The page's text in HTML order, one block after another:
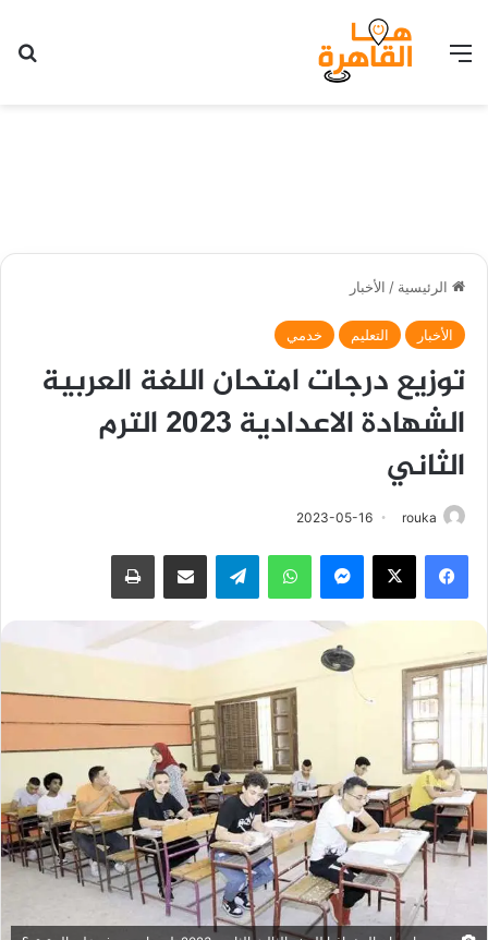
القائمة
الرئيسية / الأخبار
الأخبار التعليم خدمي
توزيع درجات امتحان اللغة العربية
الشهادة الاعدادية 2023 الترم
الثاني
rouka
2023-05-16
فيسبوك ‫X ماسنجر واتساب تيلقرام مشاركة عبر البريد طباعة